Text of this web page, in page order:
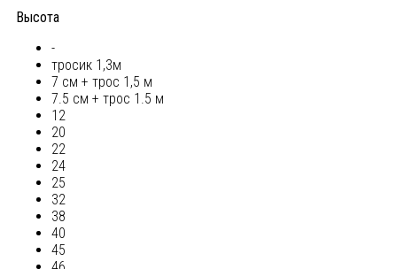
Высота
-
тросик 1,3м
7 см + трос 1,5 м
7.5 см + трос 1.5 м
12
20
22
24
25
32
38
40
45